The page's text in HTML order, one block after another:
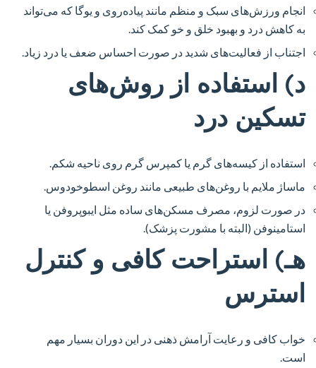
انجام ورزش‌های سبک و منظم مانند پیاده‌روی و یوگا که می‌تواند
به کاهش درد و بهبود خلق و خو کمک کند.
اجتناب از فعالیت‌های شدید در صورت احساس ضعف یا درد زیاد.
د) استفاده از روش‌های
تسکین درد
استفاده از کیسه‌های گرم یا کمپرس گرم روی ناحیه شکم.
ماساژ ملایم با روغن‌های طبیعی مانند روغن اسطوخودوس.
در صورت لزوم، مصرف مسکن‌های ساده مثل ایبوپروفن یا
استامینوفن (البته با مشورت پزشک).
هـ) استراحت کافی و کنترل
استرس
خواب کافی و رعایت آرامش ذهنی در این دوران بسیار مهم
است.